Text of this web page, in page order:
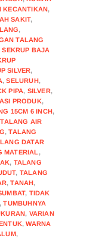
KECANTIKAN,
SAKIT,
,
TALANG
SEKRUP BAJA
SILVER,
,SELURUH,
PIPA, SILVER,
PRODUK,
15CM 6 INCH,
TALANG AIR
,TALANG
DATAR
MATERIAL ,
, TALANG
, TALANG
,TANAH,
, TIDAK
,TUMBUHNYA
, VARIAN
,WARNA
,